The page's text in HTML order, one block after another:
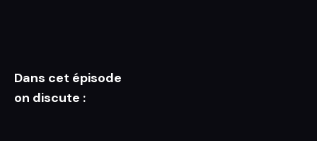
Dans cet épisode
on discute :